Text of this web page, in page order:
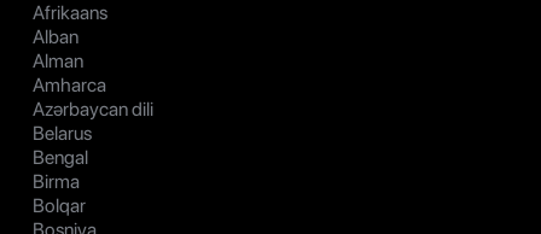
Afrikaans
Alban
Alman
Amharca
Azərbaycan dili
Belarus
Bengal
Birma
Bolqar